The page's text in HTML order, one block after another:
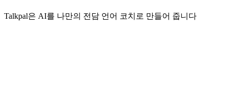
Talkpal은 AI를 나만의 전담 언어 코치로 만들어 줍니다